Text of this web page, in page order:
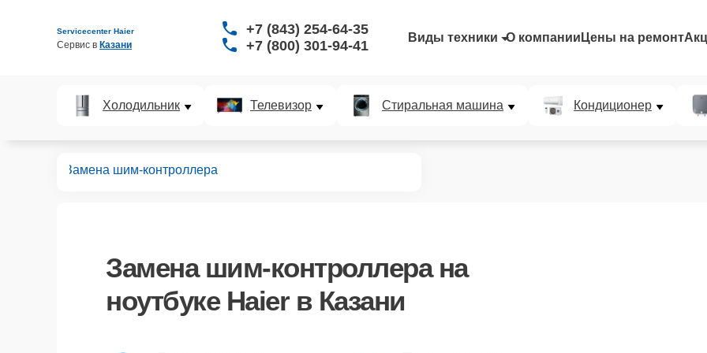
Servicecenter Haier
Сервис в Казани
+7 (843) 254-64-35
+7 (800) 301-94-41
Виды техники О компании Цены на ремонт
Холодильник Телевизор Стиральная машина Кондиционер
Замена шим-контроллера
Замена шим-контроллерана
ноутбуке Haier в Казани